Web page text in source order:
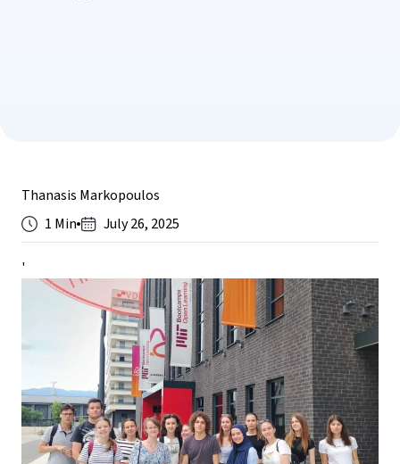
Thanasis Markopoulos
1 Min
July 26, 2025
'